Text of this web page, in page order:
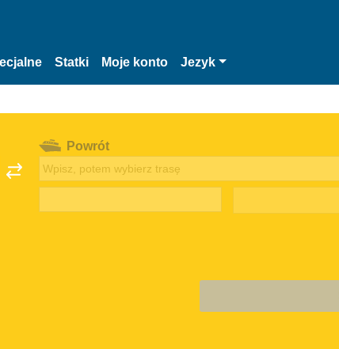
Statki Moje konto Jezyk
Powrót